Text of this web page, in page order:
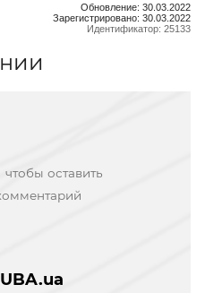
Обновление: 30.03.2022
Зарегистрировано: 30.03.2022
Идентификатор: 25133
чтобы оставить